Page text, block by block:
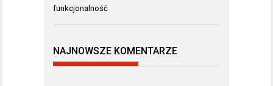
funkcjonalność
NAJNOWSZE KOMENTARZE